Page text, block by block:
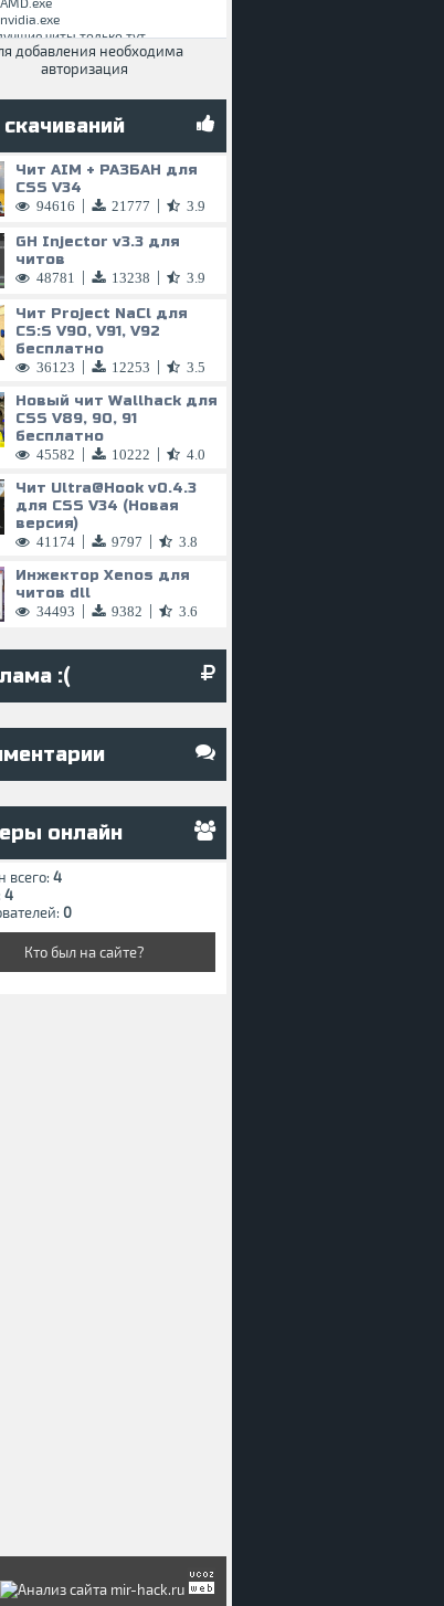
торрент
добавления необходима
авторизация
Чит AIM + РАЗБАН для
CSS V34
94616 21777 3.9
GH Injector v3.3 для
читов
48781 13238 3.9
Чит Project NaCl для
CS:S V90, V91, V92
бесплатно
36123 12253 3.5
Новый чит Wallhack для
CSS V89, 90, 91
бесплатно
45582 10222 4.0
Чит Ultra@Hookv0.4.3
для CSS V34 (Новая
версия)
41174| 9797 3.8
Инжектор Xenos для
читов dll
34493 9382 3.6
:(
онлайн
всего: 4
4
0
Кто был на сайте?